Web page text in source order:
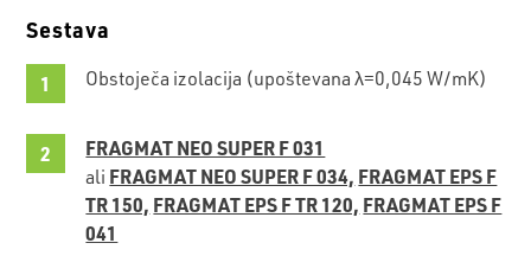
Sestava
Obstoječa izolacija (upoštevana λ=0,045 W/mK)
FRAGMAT NEO SUPER F 031
ali FRAGMAT NEO SUPER F 034, FRAGMAT EPS F
TR 150, FRAGMAT EPS F TR 120, FRAGMAT EPS F
041